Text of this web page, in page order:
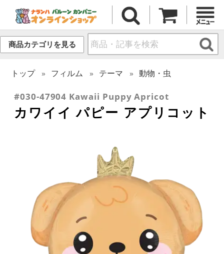
商品カテゴリを見る
トップ フィルム テーマ 動物・虫
#030-47904 Kawaii Puppy Apricot
カワイイ パピー アプリコット